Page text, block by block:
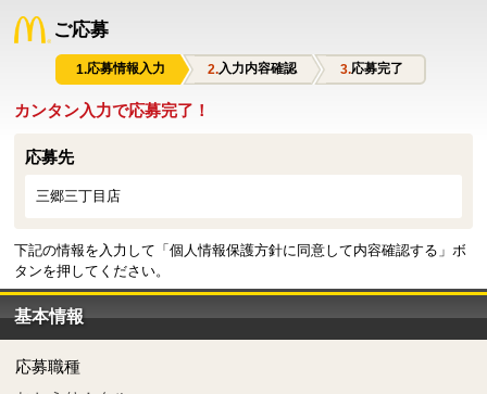
ご応募
応募情報入力 入力内容確認 応募完了
カンタン入力で応募完了！
応募先
三郷三丁目店
下記の情報を入力して「個人情報保護方針に同意して内容確認する」ボ
タンを押してください。
基本情報
応募職種